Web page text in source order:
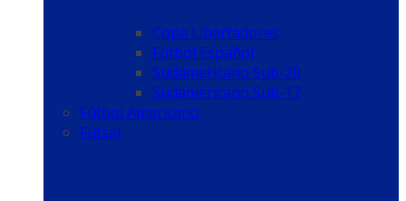
Copa Libertadores
Fútbol Español
Sudamericano Sub-20
Sudamericano Sub-17
Fútbol Americano
Fútsal